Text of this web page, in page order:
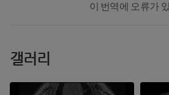
이 번역에 오류가
갤러리